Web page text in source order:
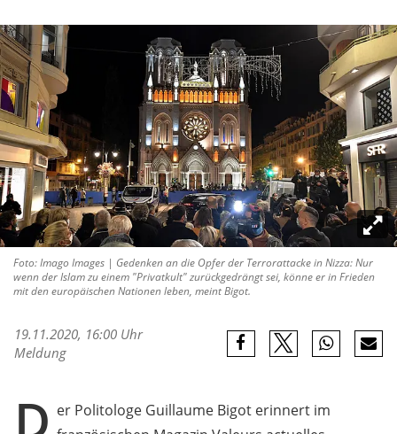
Foto: Imago Images | Gedenken an die Opfer der Terrorattacke in Nizza: Nur
wenn der Islam zu einem "Privatkult" zurückgedrängt sei, könne er in Frieden
mit den europäischen Nationen leben, meint Bigot.
19.11.2020, 16:00 Uhr
Meldung
D er Politologe Guillaume Bigot erinnert im